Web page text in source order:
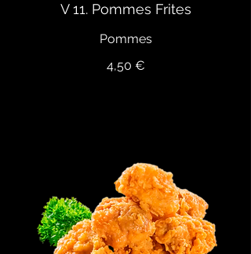
V 11. Pommes Frites
Pommes
4,50 €